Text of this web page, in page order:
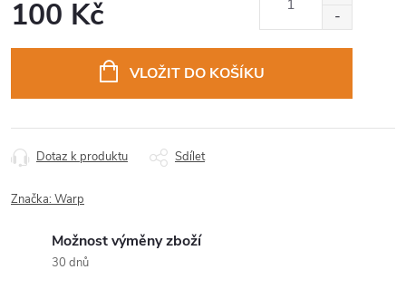
100 Kč
VLOŽIT DO KOŠÍKU
Dotaz k produktu Sdílet
Značka:Warp
Možnost výměny zboží
30 dnů